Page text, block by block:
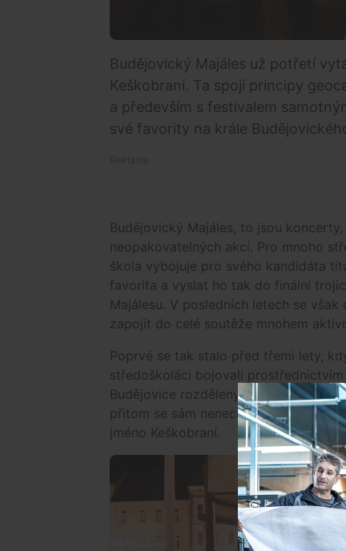
Budějovický Majáles už potřetí
Keškobraní. Ta spojí principy
a především s festivalem
své favority na krále
Budějovický Majáles, to jsou
neopakovatelných akcí. Pro mnoho
škola vybojuje pro svého kandidáta
favorita a vyslat ho tak do finální
Majálesu. V posledních letech se
zapojit do celé soutěže mnohem
Poprvé se tak stalo před třemi lety,
středoškoláci bojovali
Budějovice rozděleny. Minulý rok se
přitom se sám nenechat chytit. Pro
jméno Keškobraní.